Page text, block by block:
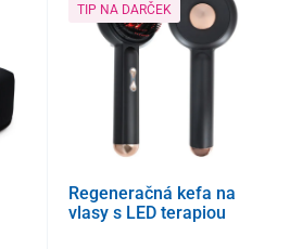
TIP NA DARČEK
Regeneračná kefa na
vlasy s LED terapiou